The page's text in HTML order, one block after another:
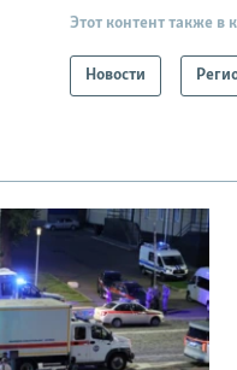
Этот контент также в
Новости